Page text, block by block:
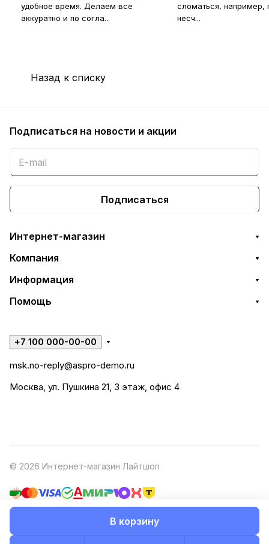
В корзину
удобное время. Делаем все
аккуратно и по согла...
сломаться, например,
несч...
Назад к списку
Подписаться на новости и акции
Подписаться
Интернет-магазин
Компания
Информация
Помощь
+7 100 000-00-00
msk.no-reply@aspro-demo.ru
Москва, ул. Пушкина 21, 3 этаж, офис 4
© 2026 Интернет-магазин Лайтшоп
Оферта